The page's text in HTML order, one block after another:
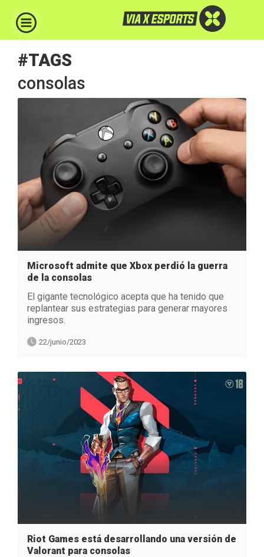
#TAGS
consolas
Microsoft admite que Xbox perdió la guerra
de la consolas
El gigante tecnológico acepta que ha tenido que
replantear sus estrategias para generar mayores
ingresos.
22/junio/2023
Riot Games está desarrollando una versión de
Valorant para consolas